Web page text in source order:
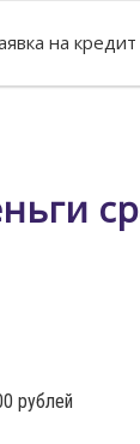
на кредит
рублей